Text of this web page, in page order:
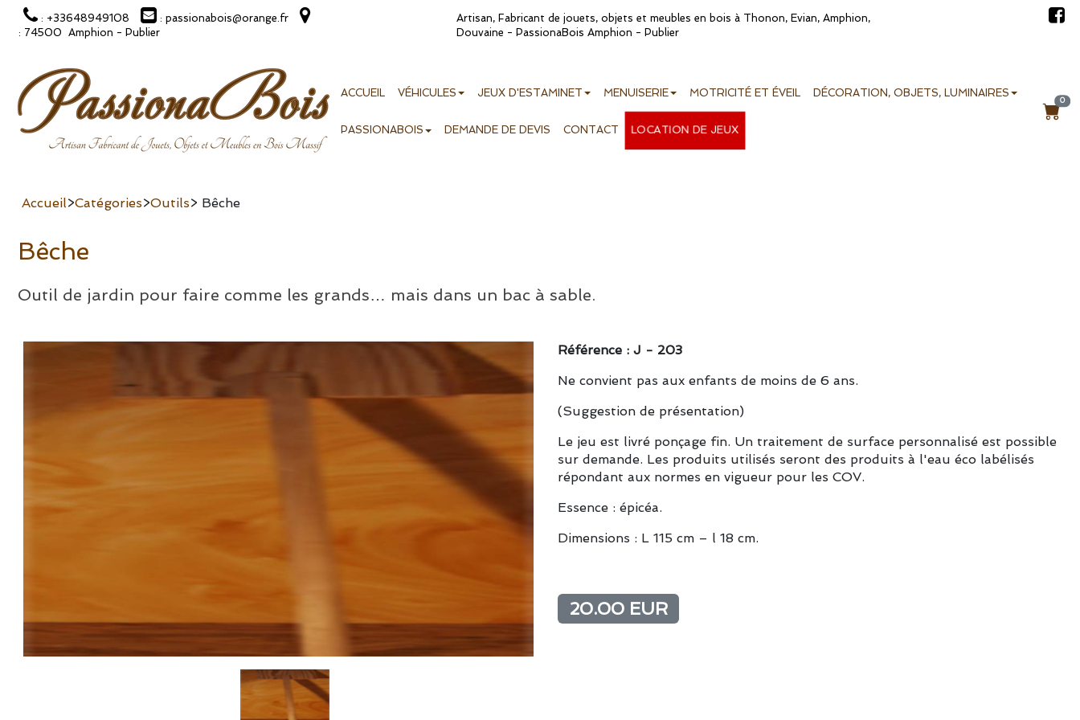
: +33648949108
: passionabois@orange.fr
: 74500 Amphion - Publier
Artisan, Fabricant de jouets, objets et meubles en bois à Thonon, Evian, Amphion,
Douvaine - PassionaBois Amphion - Publier
ACCUEIL VÉHICULES JEUX D'ESTAMINET MENUISERIE MOTRICITÉ ET ÉVEIL DÉCORATION, OBJETS, LUMINAIRES
PASSIONABOIS DEMANDE DE DEVIS CONTACT LOCATION DE JEUX
0
Accueil>Catégories>Outils> Bêche
Bêche
Outil de jardin pour faire comme les grands… mais dans un bac à sable.
Référence : J - 203
Ne convient pas aux enfants de moins de 6 ans.
(Suggestion de présentation)
Le jeu est livré ponçage fin. Un traitement de surface personnalisé est possible
sur demande. Les produits utilisés seront des produits à l'eau éco labélisés
répondant aux normes en vigueur pour les COV.
Essence : épicéa.
Dimensions : L 115 cm – l 18 cm.
20.00 EUR